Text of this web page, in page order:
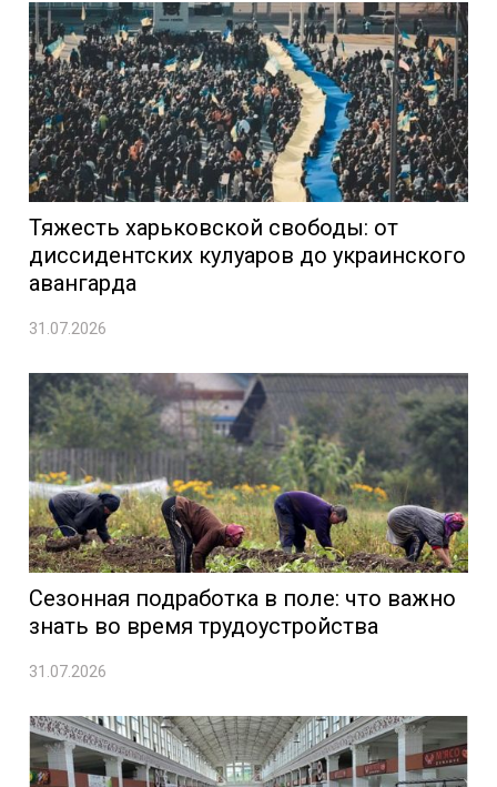
Тяжесть харьковской свободы: от
диссидентских кулуаров до украинского
авангарда
31.07.2026
Сезонная подработка в поле: что важно
знать во время трудоустройства
31.07.2026